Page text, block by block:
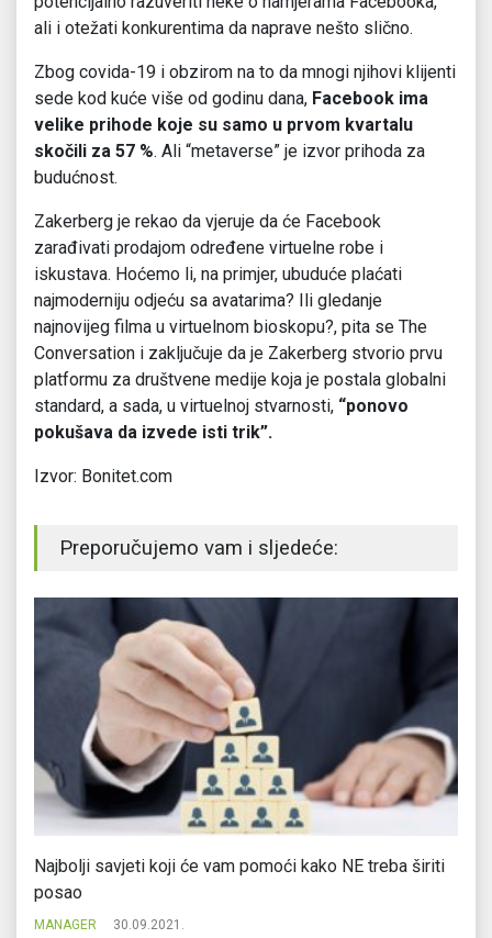
ali i otežati konkurentima da naprave nešto slično.
Zbog covida-19 i obzirom na to da mnogi njihovi klijenti
sede kod kuće više od godinu dana, Facebook ima
velike prihode koje su samo u prvom kvartalu
skočili za 57 %. Ali “metaverse” je izvor prihoda za
budućnost.
Zakerberg je rekao da vjeruje da će Facebook
zarađivati prodajom određene virtuelne robe i
iskustava. Hoćemo li, na primjer, ubuduće plaćati
najmoderniju odjeću sa avatarima? Ili gledanje
najnovijeg filma u virtuelnom bioskopu?, pita se The
Conversation i zaključuje da je Zakerberg stvorio prvu
platformu za društvene medije koja je postala globalni
standard, a sada, u virtuelnoj stvarnosti, “ponovo
pokušava da izvede isti trik”.
Izvor: Bonitet.com
Preporučujemo vam i sljedeće:
Najbolji savjeti koji će vam pomoći kako NE treba širiti
posao
MANAGER 30.09.2021.